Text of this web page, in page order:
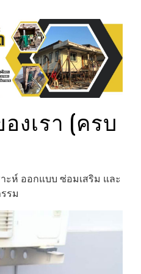
งเรา (ครบ
ะห์ ออกแบบ ซ่อมเสริม และ
รม